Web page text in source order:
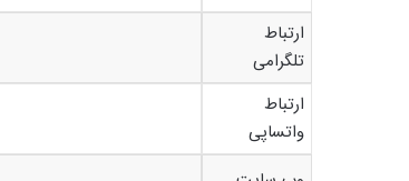
ارتباط
تلگرامی
ارتباط
واتساپی